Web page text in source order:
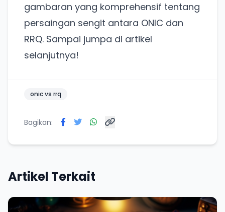
gambaran yang komprehensif tentang
persaingan sengit antara ONIC dan
RRQ. Sampai jumpa di artikel
selanjutnya!
onic vs rrq
Bagikan:
Artikel Terkait